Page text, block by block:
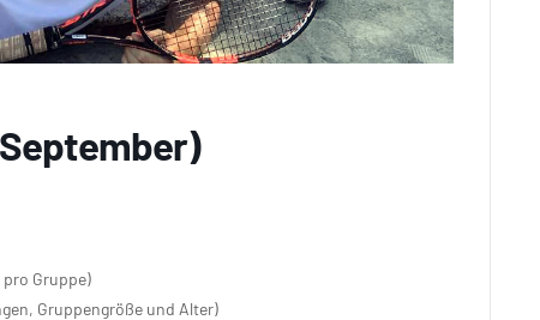
Gruppe)
Gruppengröße und Alter)